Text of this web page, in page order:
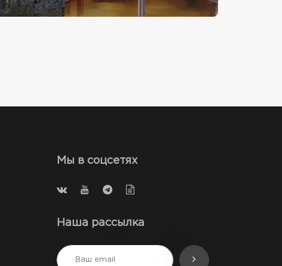
Мы в соцсетях
Наша рассылка